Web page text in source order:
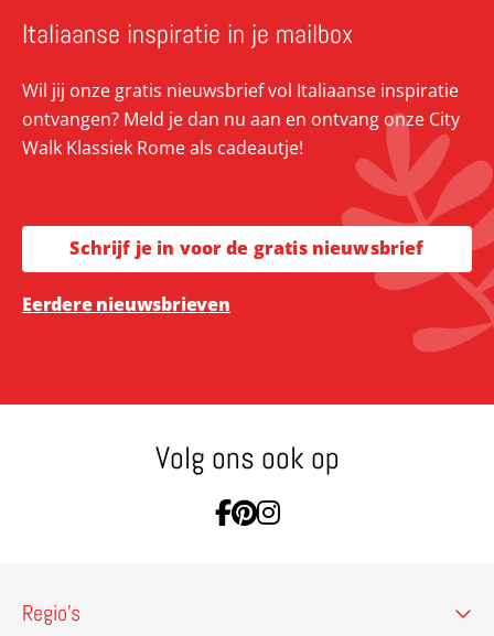
Italiaanse inspiratie in je mailbox
Wil jij onze gratis nieuwsbrief vol Italiaanse inspiratie
ontvangen? Meld je dan nu aan en ontvang onze City
Walk Klassiek Rome als cadeautje!
Schrijf je in voor de gratis nieuwsbrief
Eerdere nieuwsbrieven
Volg ons ook op
Ga naar Facebook
Ga naar Pinterest
Ga naar Instagram
Regio’s